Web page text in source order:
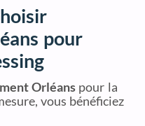
pour
Orléanspour la
vous bénéficiez